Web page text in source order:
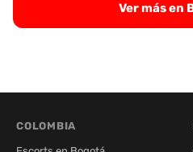
Ver más en
COLOMBIA